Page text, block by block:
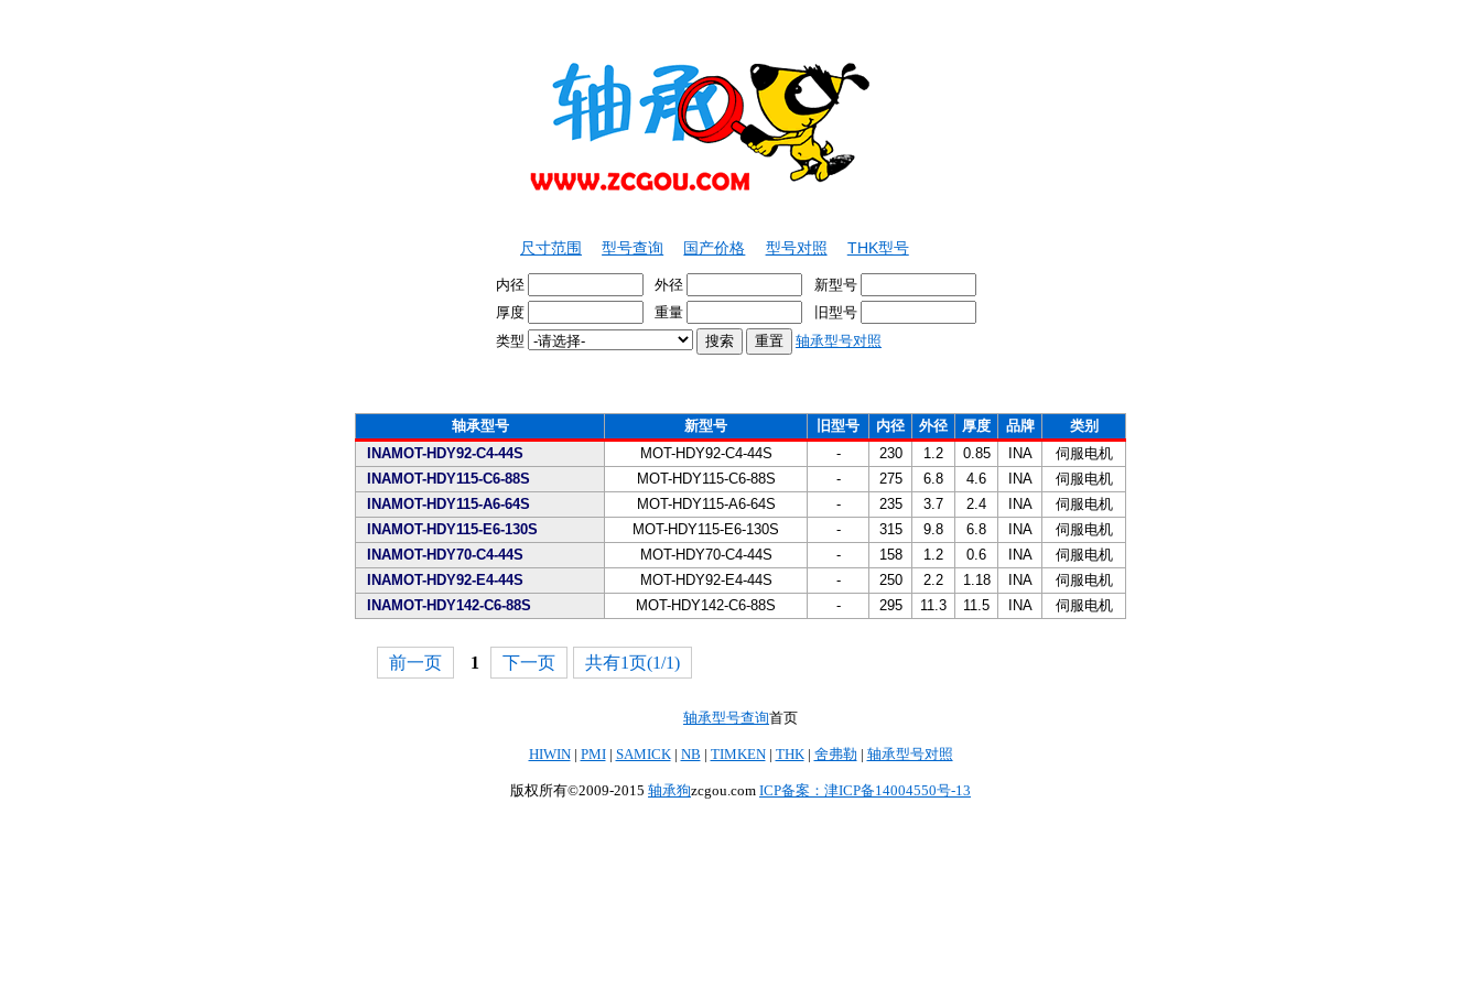
尺寸范围 型号查询 国产价格 型号对照 THK型号
内径 外径
新型号
厚度
重量
旧型号
类型
轴承型号对照
轴承型号 新型号 旧型号 内径 外径 厚度 品牌
类别
INAMOT-HDY92-C4-44S
MOT-HDY92-C4-44S - 230 1.2 0.85 INA
伺服电机
INAMOT-HDY115-C6-88S
MOT-HDY115-C6-88S - 275 6.8 4.6 INA
伺服电机
INAMOT-HDY115-A6-64S
MOT-HDY115-A6-64S - 235 3.7 2.4 INA
伺服电机
INAMOT-HDY115-E6-130S
MOT-HDY115-E6-130S - 315 9.8 6.8 INA
伺服电机
INAMOT-HDY70-C4-44S
MOT-HDY70-C4-44S - 158 1.2 0.6 INA
伺服电机
INAMOT-HDY92-E4-44S
MOT-HDY92-E4-44S - 250 2.2 1.18 INA
伺服电机
INAMOT-HDY142-C6-88S
MOT-HDY142-C6-88S - 295 11.3 11.5 INA 伺服电机
前一页 1 下一页 共有1页(1/1)
轴承型号查询首页
HIWIN| PMI| SAMICK| NB | TIMKEN| THK| 舍弗勒 | 轴承型号对照
版权所有©2009-2015 轴承狗zcgou.com ICP备案：津ICP备14004550号-13